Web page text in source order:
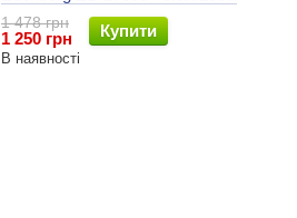
1 478 грн
1 250 грн Купити
В наявності